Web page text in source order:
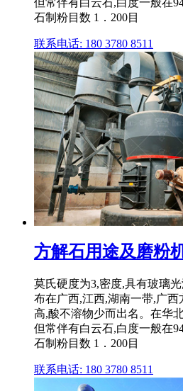
石制粉目数 1．200目
联系电话: 180 3780 8511
方解石用途及磨粉
莫氏硬度为3,密度,具有玻璃
布在广西,江西,湖南一带,广
高,酸不溶物少而出名。在华
但常伴有白云石,白度一般在
石制粉目数 1．200目
联系电话: 180 3780 8511